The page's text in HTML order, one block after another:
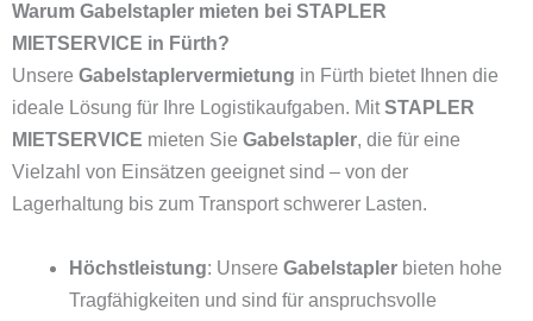
Warum Gabelstapler mieten bei STAPLER
MIETSERVICE in Fürth?
Unsere Gabelstaplervermietung in Fürth bietet Ihnen die
ideale Lösung für Ihre Logistikaufgaben. MitSTAPLER
MIETSERVICE mieten Sie Gabelstapler, die für eine
Vielzahl von Einsätzen geeignet sind – von der
Lagerhaltung bis zum Transport schwerer Lasten.
Höchstleistung: Unsere Gabelstapler bieten hohe
Tragfähigkeiten und sind für anspruchsvolle